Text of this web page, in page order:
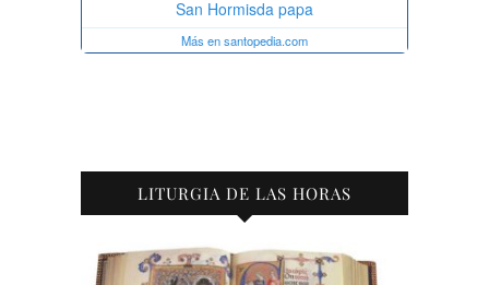
LITURGIA DE LAS HORAS